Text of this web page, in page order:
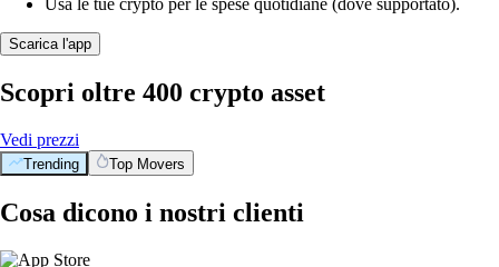
Usa le tue crypto per le spese quotidiane (dove supportato).
Scarica l'app
Scopri oltre 400 crypto asset
Vedi prezzi
Trending Top Movers
Cosa dicono i nostri clienti